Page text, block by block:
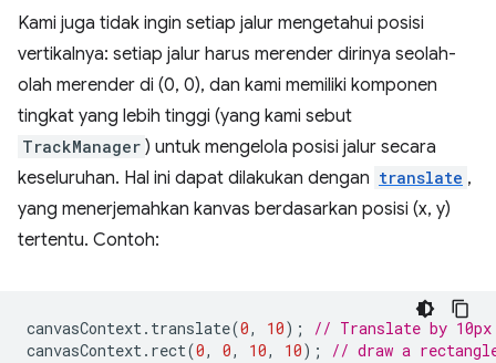
Kami juga tidak ingin setiap jalur mengetahui posisi
vertikalnya: setiap jalur harus merender dirinya seolah-
olah merender di (0, 0), dan kami memiliki komponen
tingkat yang lebih tinggi (yang kami sebut
TrackManager ) untuk mengelola posisi jalur secara
keseluruhan. Hal ini dapat dilakukan dengan translate ,
yang menerjemahkan kanvas berdasarkan posisi (x, y)
tertentu. Contoh:
canvasContext. translate(0, 10);
// Translate by
canvasContext. rect(0, 0, 10, 10); // draw a